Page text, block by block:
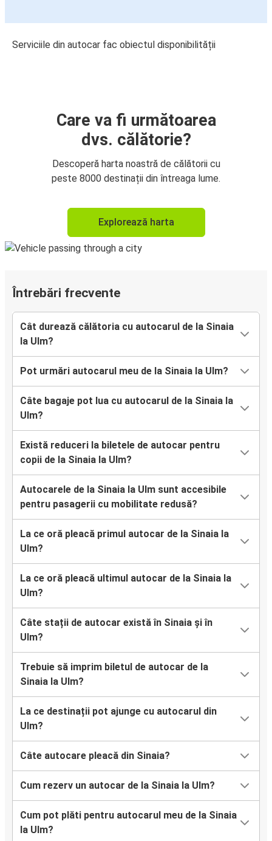
Serviciile din autocar fac obiectul disponibilității
Care va fi următoarea
dvs. călătorie?
Descoperă harta noastră de călătorii cu
peste 8000 destinații din întreaga lume.
Explorează harta
Întrebări frecvente
Cât durează călătoria cu autocarul de la Sinaia
la Ulm?
Pot urmări autocarul meu de la Sinaia la Ulm?
Câte bagaje pot lua cu autocarul de la Sinaia la
Ulm?
Există reduceri la biletele de autocar pentru
copii de la Sinaia la Ulm?
Autocarele de la Sinaia la Ulm sunt accesibile
pentru pasagerii cu mobilitate redusă?
La ce oră pleacă primul autocar de la Sinaia la
Ulm?
La ce oră pleacă ultimul autocar de la Sinaia la
Ulm?
Câte stații de autocar există în Sinaia și în
Ulm?
Trebuie să imprim biletul de autocar de la
Sinaia la Ulm?
La ce destinații pot ajunge cu autocarul din
Ulm?
Câte autocare pleacă din Sinaia?
Cum rezerv un autocar de la Sinaia la Ulm?
Cum pot plăti pentru autocarul meu de la Sinaia
la Ulm?